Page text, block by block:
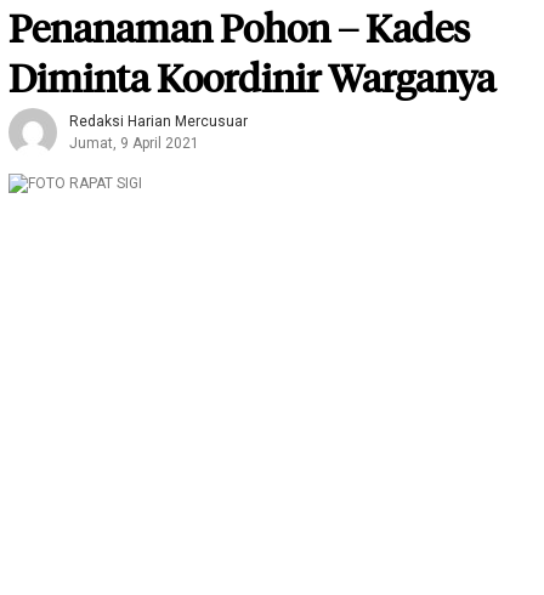
Penanaman Pohon – Kades
Diminta Koordinir Warganya
Redaksi Harian Mercusuar
Jumat, 9 April 2021